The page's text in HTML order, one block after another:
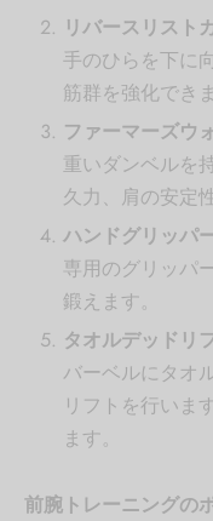
リバースリスト
手のひらを下に
筋群を強化できま
ファーマーズウ
重いダンベルを
久力、肩の安定
ハンドグリッパ
専用のグリッパ
鍛えます。
タオルデッドリ
バーベルにタオ
リフトを行いま
ます。
前腕トレーニングの